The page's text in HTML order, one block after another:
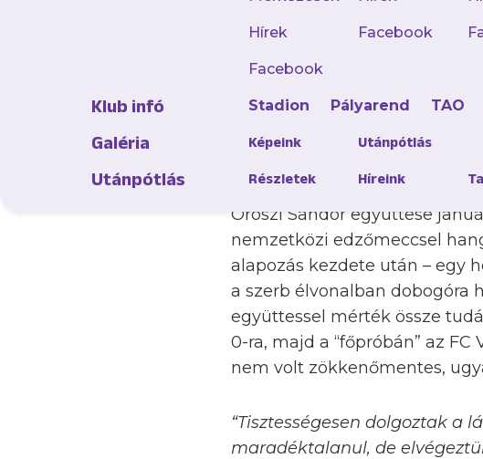
Hírek
Facebook
Facebook
Klub infó Stadion Pályarend TAO
Galéria Képeink Utánpótlás
Utánpótlás Részletek Híreink
Az NB I-be visszajutó női
volt a játékosmozgás a téli
Adrienn úgy döntöttek,
Oroszi Sándor együttese
nemzetközi edzőmeccsel
alapozás kezdete után – egy
a szerb élvonalban dobogóra
együttessel mérték össze
0-ra, majd a “főpróbán” az
nem volt zökkenőmentes,
“Tisztességesen dolgoztak a
maradéktalanul, de